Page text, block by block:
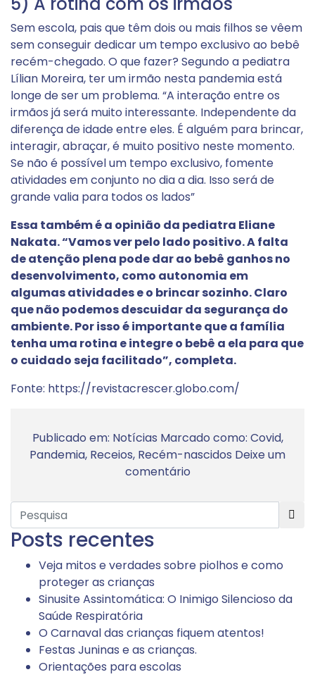
Sem escola, pais que têm dois ou mais filhos se vêem
sem conseguir dedicar um tempo exclusivo ao bebê
recém-chegado. O que fazer? Segundo a pediatra
Lílian Moreira, ter um irmão nesta pandemia está
longe de ser um problema. “A interação entre os
irmãos já será muito interessante. Independente da
diferença de idade entre eles. É alguém para brincar,
interagir, abraçar, é muito positivo neste momento.
Se não é possível um tempo exclusivo, fomente
atividades em conjunto no dia a dia. Isso será de
grande valia para todos os lados”
Essa também é a opinião da pediatra Eliane
Nakata. “Vamos ver pelo lado positivo. A falta
de atenção plena pode dar ao bebê ganhos no
desenvolvimento, como autonomia em
algumas atividades e o brincar sozinho. Claro
que não podemos descuidar da segurança do
ambiente. Por isso é importante que a família
tenha uma rotina e integre o bebê a ela para que
o cuidado seja facilitado”, completa.
Fonte: https://revistacrescer.globo.com/
Publicado em: Notícias Marcado como: Covid,
Pandemia, Receios, Recém-nascidos Deixe um
comentário
Posts recentes
Veja mitos e verdades sobre piolhos e como
proteger as crianças
Sinusite Assintomática: O Inimigo Silencioso da
Saúde Respiratória
O Carnaval das crianças fiquem atentos!
Festas Juninas e as crianças.
Orientações para escolas